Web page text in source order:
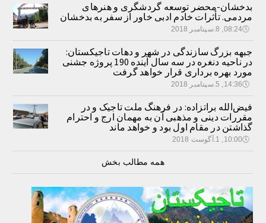
بدخشان-محضر توسعه گردشگری و هنرهای
مردمی. تأثرات خادم ادبی خاور از سفر به بدخشان
🕔08:24, 8.سپتامبر 2018
جبهه بزرگ سازندگی در شهر و دهات تاجیکستان:
در ناحیه دنغره در سه سال آینده 190 پروژه جشنی
مورد بهره برداری قرار خواهد گرفت
🕔14:36, 5.سپتامبر 2018
فیض‌الله براتزاده: در فرهنگ ملت تاجیک و در
مقررات دینی و مذهبی آن به مهمان ارج و احترام
گذاشتن در مقام اول بود و خواهد ماند
🕔10:00, 1.آگوست 2018
همه مطالب بخش